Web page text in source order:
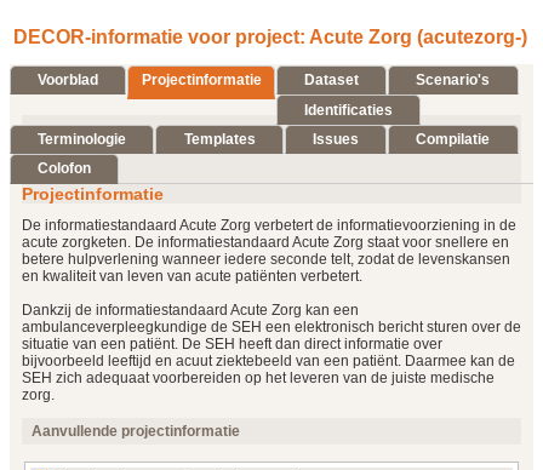
DECOR-informatie voor project: Acute Zorg (acutezorg-)
Voorblad Projectinformatie Dataset
Scenario's
Identificaties
Terminologie
Templates Issues
Compilatie
Colofon
Projectinformatie
De informatiestandaard Acute Zorg verbetert de informatievoorziening in de
acute zorgketen. De informatiestandaard Acute Zorg staat voor snellere en
betere hulpverlening wanneer iedere seconde telt, zodat de levenskansen
en kwaliteit van leven van acute patiënten verbetert.
Dankzij de informatiestandaard Acute Zorg kan een
ambulanceverpleegkundige de SEH een elektronisch bericht sturen over de
situatie van een patiënt. De SEH heeft dan direct informatie over
bijvoorbeeld leeftijd en acuut ziektebeeld van een patiënt. Daarmee kan de
SEH zich adequaat voorbereiden op het leveren van de juiste medische
zorg.
Aanvullende projectinformatie